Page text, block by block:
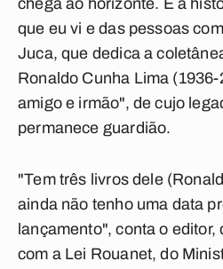
chega ao horizonte. É a
que eu vi e das pessoas
Juca, que dedica a
Ronaldo Cunha Lima
amigo e irmão", de cujo
permanece guardião.
"Tem três livros dele
ainda não tenho uma data
lançamento", conta o
com a Lei Rouanet, do